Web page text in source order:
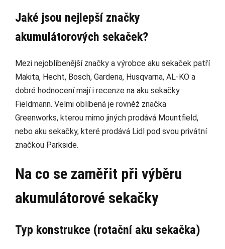
Jaké jsou nejlepší značky
akumulátorových sekaček?
Mezi nejoblíbenější značky a výrobce aku sekaček patří
Makita, Hecht, Bosch, Gardena, Husqvarna, AL-KO a
dobré hodnocení mají i recenze na aku sekačky
Fieldmann. Velmi oblíbená je rovněž značka
Greenworks, kterou mimo jiných prodává Mountfield,
nebo aku sekačky, které prodává Lidl pod svou privátní
značkou Parkside.
Na co se zaměřit při výběru
akumulátorové sekačky
Typ konstrukce (rotační aku sekačka)